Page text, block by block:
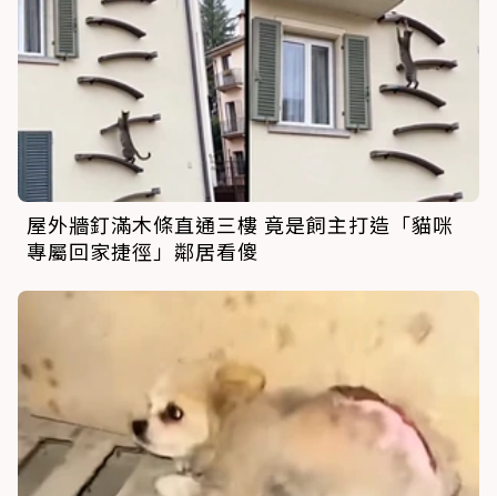
屋外牆釘滿木條直通三樓 竟是飼主打造「貓咪
專屬回家捷徑」鄰居看傻